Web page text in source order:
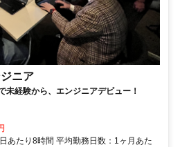
ニア
未経験から、エンジニアデビュー！
あたり8時間 平均勤務日数：1ヶ月あた